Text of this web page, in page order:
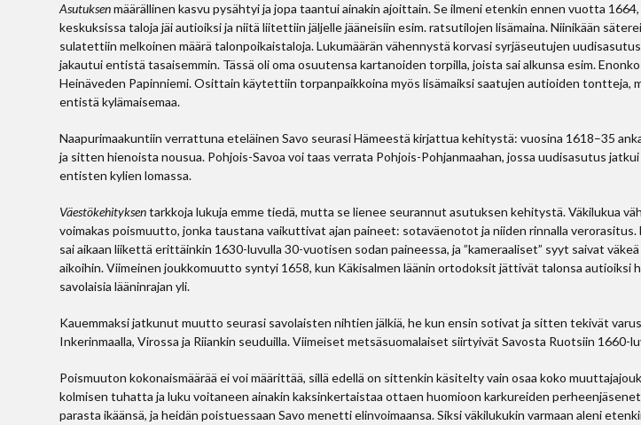
Asutuksenmäärällinen kasvu pysähtyi ja jopa taantui ainakin ajoittain. Se ilmeni etenkin ennen vuotta
keskuksissa taloja jäi autioiksi ja niitä liitettiin jäljelle jääneisiin esim. ratsutilojen lisämaina. Niinikään
sulatettiin melkoinen määrä talonpoikaistaloja. Lukumäärän vähennystä korvasi syrjäseutujen
jakautui entistä tasaisemmin. Tässä oli oma osuutensa kartanoiden torpilla, joista sai alkunsa esim.
Heinäveden Papinniemi. Osittain käytettiin torpanpaikkoina myös lisämaiksi saatujen autioiden tontteja,
entistä kylämaisemaa.
Naapurimaakuntiin verrattuna eteläinen Savo seurasi Hämeestä kirjattua kehitystä: vuosina 1618–35
ja sitten hienoista nousua. Pohjois-Savoa voi taas verrata Pohjois-Pohjanmaahan, jossa uudisasutus
entisten kylien lomassa.
Väestökehityksentarkkoja lukuja emme tiedä, mutta se lienee seurannut asutuksen kehitystä. Väkilukua
voimakas poismuutto, jonka taustana vaikuttivat ajan paineet: sotaväenotot ja niiden rinnalla
sai aikaan liikettä erittäinkin 1630-luvulla 30-vuotisen sodan paineessa, ja ”kameraaliset” syyt saivat
aikoihin. Viimeinen joukkomuutto syntyi 1658, kun Käkisalmen läänin ortodoksit jättivät talonsa autioiksi
savolaisia lääninrajan yli.
Kauemmaksi jatkunut muutto seurasi savolaisten nihtien jälkiä, he kun ensin sotivat ja sitten tekivät
Inkerinmaalla, Virossa ja Riiankin seuduilla. Viimeiset metsäsuomalaiset siirtyivät Savosta Ruotsiin 1660-
Poismuuton kokonaismäärää ei voi määrittää, sillä edellä on sittenkin käsitelty vain osaa koko
kolmisen tuhatta ja luku voitaneen ainakin kaksinkertaistaa ottaen huomioon karkureiden
parasta ikäänsä, ja heidän poistuessaan Savo menetti elinvoimaansa. Siksi väkilukukin varmaan aleni